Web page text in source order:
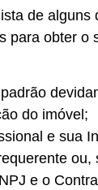
de alguns
para obter o
do imóvel;
e sua
ou,
e o